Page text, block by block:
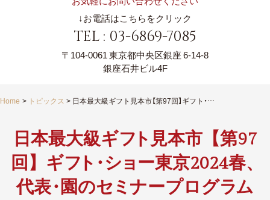
↓お電話はこちらをクリック
TEL : 03-6869-7085
〒104-0061東京都中央区銀座 6-14-8
銀座石井ビル4F
Home トピックス 日本最大級ギフト見本市【第97回】ギフト・ショー東京2024春、代表・園のセミナープログラム登壇が決定！事前申込受付が開始されました。
日本最大級ギフト 見本市【第97
回】ギフト・ショー東京2024春、
代表・ 園のセミナープログラム